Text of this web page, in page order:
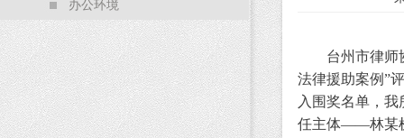
办公环境
台州市律师协
法律援助案例”
入围奖名单，
任主体——林某